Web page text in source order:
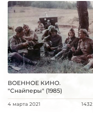
ВОЕННОЕ КИНО.
"Снайперы" (1985)
4 марта 2021 1432